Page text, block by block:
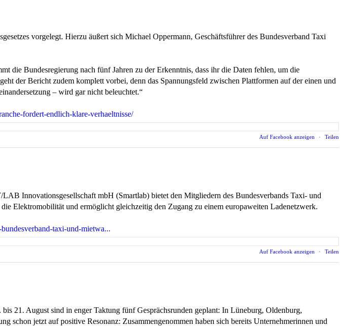
vorgelegt. Hierzu äußert sich Michael Oppermann, Geschäftsführer des Bundesverband Taxi
die Bundesregierung nach fünf Jahren zu der Erkenntnis, dass ihr die Daten fehlen, um die
der Bericht zudem komplett vorbei, denn das Spannungsfeld zwischen Plattformen auf der einen und
– wird gar nicht beleuchtet.“
fordert-endlich-klare-verhaeltnisse/
Auf Facebook anzeigen · Teilen
Innovationsgesellschaft mbH (Smartlab) bietet den Mitgliedern des Bundesverbands Taxi- und
Elektromobilität und ermöglicht gleichzeitig den Zugang zu einem europaweiten Ladenetzwerk.
taxi-und-mietwa...
Auf Facebook anzeigen · Teilen
21. August sind in enger Taktung fünf Gesprächsrunden geplant: In Lüneburg, Oldenburg,
schon jetzt auf positive Resonanz: Zusammengenommen haben sich bereits Unternehmerinnen und